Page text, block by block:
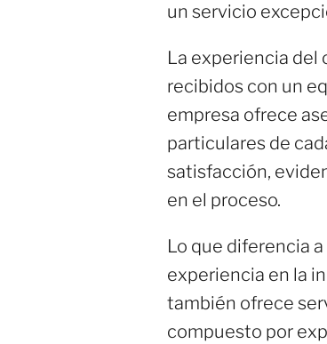
un servicio
La experiencia del
recibidos con un
empresa ofrece
particulares de
satisfacción,
en el proceso.
Lo que diferencia
experiencia en la
también ofrece
compuesto por